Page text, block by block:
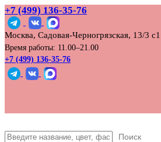
+7 (499) 136‑35‑76
Москва, Садовая-Черногрязская, 13/3 с1
Время работы: 11.00–21.00
+7 (499) 136-35-76
Поиск